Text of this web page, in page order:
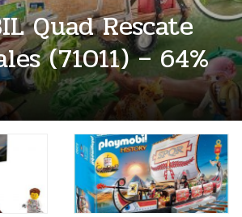
Quad Rescate
(71011) – 64%